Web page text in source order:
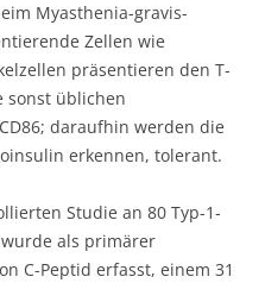
Myasthenia-gravis-
Zellen wie
präsentieren den T-
sonst üblichen
daraufhin werden die
erkennen, tolerant.
Studie an 80 Typ-1-
als primärer
C-Peptid erfasst, einem 31